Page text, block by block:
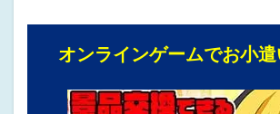
オンラインゲームでお小遣